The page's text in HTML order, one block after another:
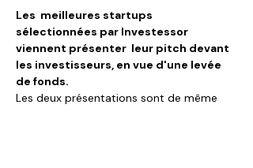
Les  meilleures startups
sélectionnées par Investessor
viennent présenter  leur pitch devant
les investisseurs, en vue d'une levée
de fonds.
Les deux présentations sont de même